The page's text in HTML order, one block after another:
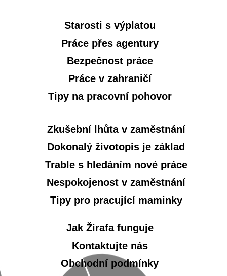
Starosti s výplatou
Práce přes agentury
Bezpečnost práce
Práce v zahraničí
Tipy na pracovní pohovor
Zkušební lhůta v zaměstnání
Dokonalý životopis je základ
Trable s hledáním nové práce
Nespokojenost v zaměstnání
Tipy pro pracující maminky
Jak Žirafa funguje
Kontaktujte nás
Obchodní podmínky